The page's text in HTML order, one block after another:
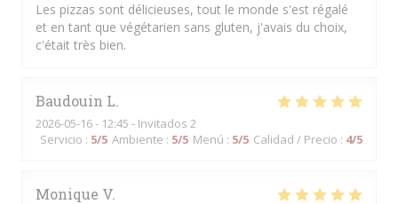
Les pizzas sont délicieuses, tout le monde s'est régalé
et en tant que végétarien sans gluten, j'avais du choix,
c'était très bien.
Baudouin L
2026-05-16- 12:45 - Invitados 2
Servicio : 5/5 Ambiente : 5/5 Menú : 5/5 Calidad / Precio : 4/5
Monique V